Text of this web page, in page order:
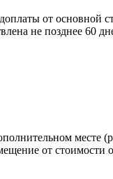
от основной
не позднее 60
месте
от